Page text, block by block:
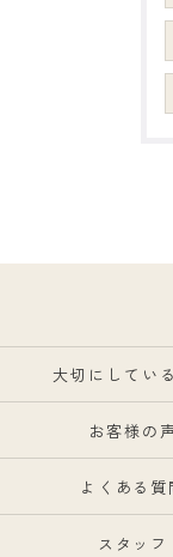
大切にしてい
お客様の
よくある質
スタッフ